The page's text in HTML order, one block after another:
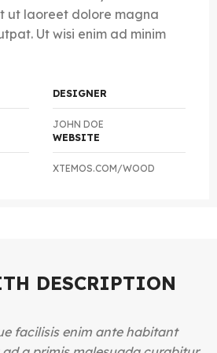
ut laoreet dolore magna
Ut wisi enim ad minim
DESIGNER
JOHN DOE
WEBSITE
XTEMOS.COM/WOOD
DESCRIPTION
facilisis enim ante habitant